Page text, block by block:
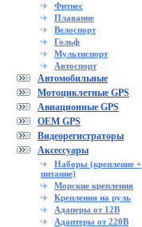
Фитнес
Плавание
Велоспорт
Гольф
Мультиспорт
Автоспорт
Автомобильные
Мотоциклетные GPS
Авиационные GPS
OEM GPS
Видеорегистраторы
Аксессуары
Наборы (крепление +
питание)
Морские крепления
Крепления на руль
Адаперы от 12В
Адаптеры от 220В